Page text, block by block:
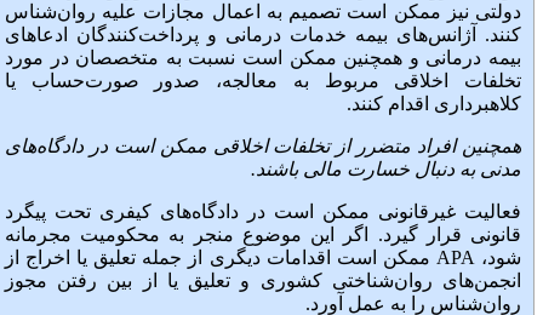
دولتی نیز ممکن است تصمیم به اعمال مجازات علیه روان‌شناس
کنند. آژانس‌های بیمه خدمات درمانی و پرداخت‌کنندگان ادعاهای
بیمه درمانی و همچنین ممکن است نسبت به متخصصان در مورد
تخلفات اخلاقی مربوط به معالجه، صدور صورت‌حساب یا
کلاهبرداری اقدام کنند.
همچنین افراد متضرر از تخلفات اخلاقی ممکن است در دادگاه‌های
مدنی به دنبال خسارت مالی باشند.
فعالیت غیرقانونی ممکن است در دادگاه‌های کیفری تحت پیگرد
قانونی قرار گیرد. اگر این موضوع منجر به محکومیت مجرمانه
شود، APA ممکن است اقدامات دیگری از جمله تعلیق یا اخراج از
انجمن‌های روان‌شناختی کشوری و تعلیق یا از بین رفتن مجوز
روان‌شناس را به عمل آورد.